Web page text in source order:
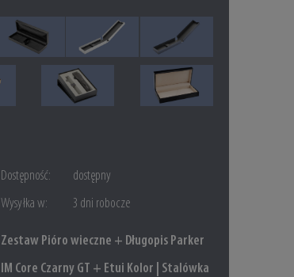
Dostępność:
dostępny
Wysyłka w:
3 dni robocze
Zestaw Pióro wieczne + Długopis Parker
IM Core Czarny GT + Etui Kolor | Stalówka